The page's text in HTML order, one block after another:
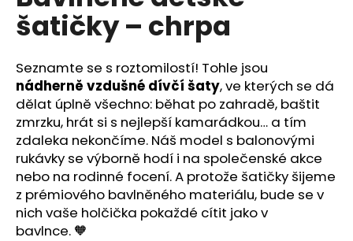
0,0
z
hvězdiček.
šatičky – chrpa
Seznamte se s roztomilostí! Tohle jsou
nádherně vzdušné dívčí šaty, ve kterých se dá
dělat úplně všechno: běhat po zahradě, baštit
zmrzku, hrát si s nejlepší kamarádkou… a tím
zdaleka nekončíme. Náš model s balonovými
rukávky se výborně hodí i na společenské akce
nebo na rodinné focení. A protože šatičky šijeme
z prémiového bavlněného materiálu, bude se v
nich vaše holčička pokaždé cítit jako v
bavlnce. 🧡
u
j
m
e